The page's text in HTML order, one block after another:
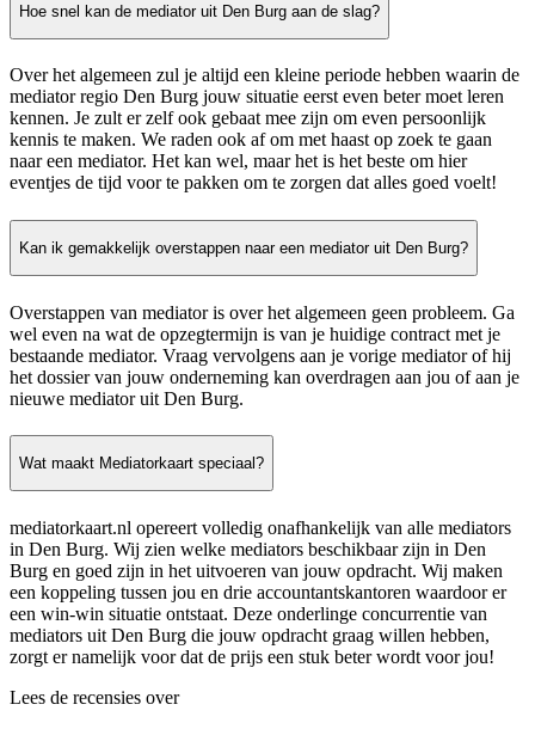
Hoe snel kan de mediator uit Den Burg aan de slag?
Over het algemeen zul je altijd een kleine periode hebben waarin de
mediator regio Den Burg jouw situatie eerst even beter moet leren
kennen. Je zult er zelf ook gebaat mee zijn om even persoonlijk
kennis te maken. We raden ook af om met haast op zoek te gaan
naar een mediator. Het kan wel, maar het is het beste om hier
eventjes de tijd voor te pakken om te zorgen dat alles goed voelt!
Kan ik gemakkelijk overstappen naar een mediator uit Den Burg?
Overstappen van mediator is over het algemeen geen probleem. Ga
wel even na wat de opzegtermijn is van je huidige contract met je
bestaande mediator. Vraag vervolgens aan je vorige mediator of hij
het dossier van jouw onderneming kan overdragen aan jou of aan je
nieuwe mediator uit Den Burg.
Wat maakt Mediatorkaart speciaal?
mediatorkaart.nl opereert volledig onafhankelijk van alle mediators
in Den Burg. Wij zien welke mediators beschikbaar zijn in Den
Burg en goed zijn in het uitvoeren van jouw opdracht. Wij maken
een koppeling tussen jou en drie accountantskantoren waardoor er
een win-win situatie ontstaat. Deze onderlinge concurrentie van
mediators uit Den Burg die jouw opdracht graag willen hebben,
zorgt er namelijk voor dat de prijs een stuk beter wordt voor jou!
Lees de recensies over